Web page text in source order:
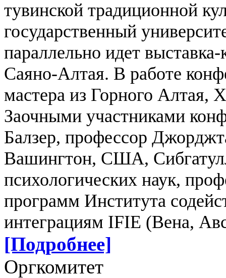
тувинской традиционной
государственный
параллельно идет
Саяно-Алтая. В работе
мастера из Горного Алтая,
Заочными участниками
Балзер, профессор
Вашингтон, США,
психологических наук,
программ Института
интеграциям IFIE (Вена,
[Подробнее]
Оргкомитет